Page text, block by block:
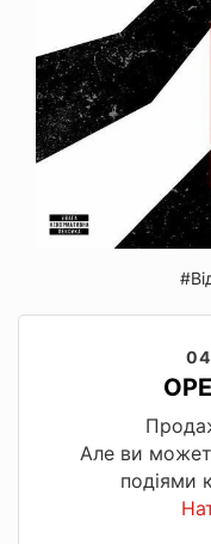
Але ви
подіями